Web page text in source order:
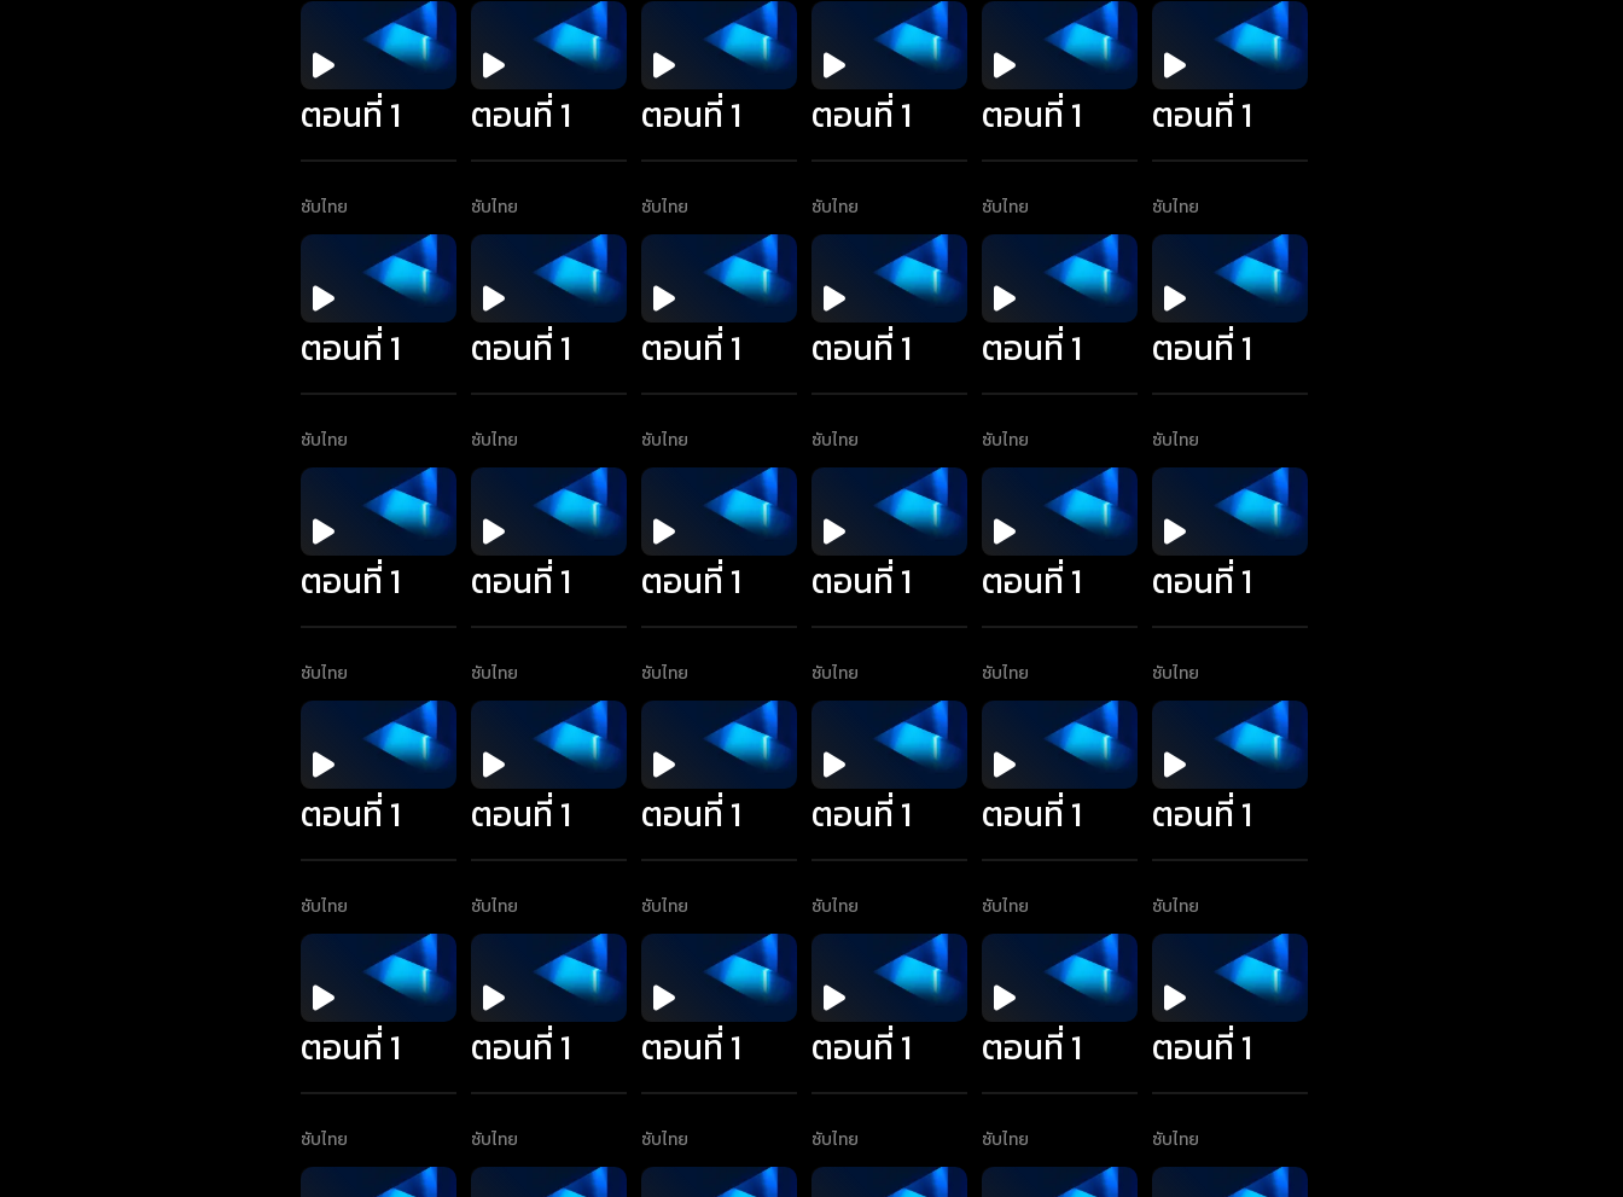
ตอนที่ 1
ซับไทย
ตอนที่ 1
ซับไทย
ตอนที่ 1
ซับไทย
ตอนที่ 1
ซับไทย
ตอนที่ 1
ซับไทย
ตอนที่ 1
ซับไทย
ตอนที่ 1
ซับไทย
ตอนที่ 1
ซับไทย
ตอนที่ 1
ซับไทย
ตอนที่ 1
ซับไทย
ตอนที่ 1
ซับไทย
ตอนที่ 1
ซับไทย
ตอนที่ 1
ซับไทย
ตอนที่ 1
ซับไทย
ตอนที่ 1
ซับไทย
ตอนที่ 1
ซับไทย
ตอนที่ 1
ซับไทย
ตอนที่ 1
ซับไทย
ตอนที่ 1
ซับไทย
ตอนที่ 1
ซับไทย
ตอนที่ 1
ซับไทย
ตอนที่ 1
ซับไทย
ตอนที่ 1
ซับไทย
ตอนที่ 1
ซับไทย
ตอนที่ 1
ซับไทย
ตอนที่ 1
ซับไทย
ตอนที่ 1
ซับไทย
ตอนที่ 1
ซับไทย
ตอนที่ 1
ซับไทย
ตอนที่ 1
ซับไทย